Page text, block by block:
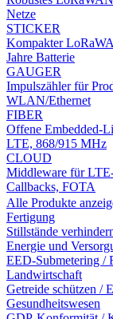
Netze
STICKER
Kompakter
Jahre Batterie
GAUGER
Impulszähler für
WLAN/Ethernet
FIBER
Offene Embedded-
LTE, 868/915 MHz
CLOUD
Middleware für
Callbacks, FOTA
Alle Produkte
Fertigung
Stillstände
Energie und
EED-Submetering /
Landwirtschaft
Getreide schützen /
Gesundheitswesen